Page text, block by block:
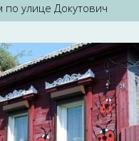
улице Докутович